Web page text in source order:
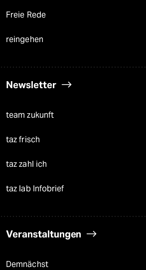
Freie Rede
reingehen
Newsletter
team zukunft
taz frisch
taz zahl ich
taz lab Infobrief
Veranstaltungen
Demnächst